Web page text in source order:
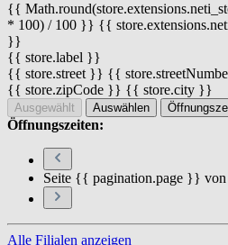
{{
* 100) / 100 }} {{
}}
{{ store.label }}
{{ store.street }} {{
{{ store.zipCode }} {{ store.city }}
Ausgewählt Auswählen
Öffnungszeiten:
Seite {{ pagination.page }}
Alle Filialen anzeigen